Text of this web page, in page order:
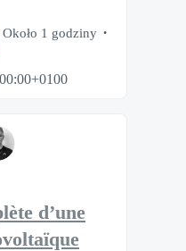
Około 1 godziny
d’une